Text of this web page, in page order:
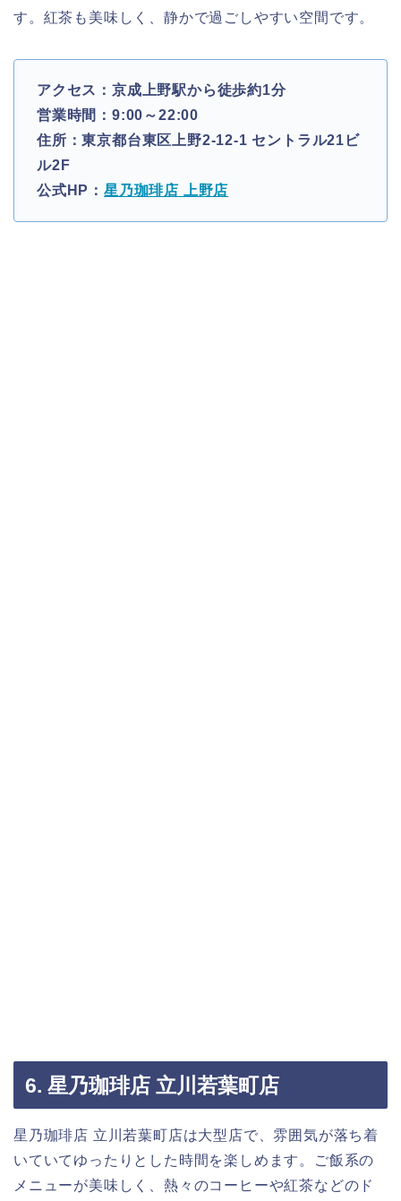
す。紅茶も美味しく、静かで過ごしやすい空間です。
アクセス：京成上野駅から徒歩約1分
営業時間：9:00～22:00
住所：東京都台東区上野2-12-1 セントラル21ビ
ル2F
公式HP： 星乃珈琲店 上野店
6. 星乃珈琲店 立川若葉町店
星乃珈琲店 立川若葉町店は大型店で、雰囲気が落ち着
いていてゆったりとした時間を楽しめます。ご飯系の
メニューが美味しく、熱々のコーヒーや紅茶などのド